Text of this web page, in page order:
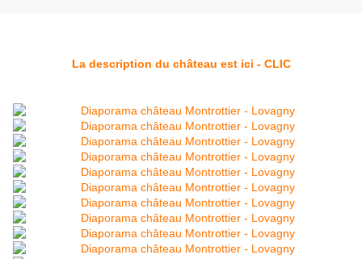
La description du château est ici - CLIC